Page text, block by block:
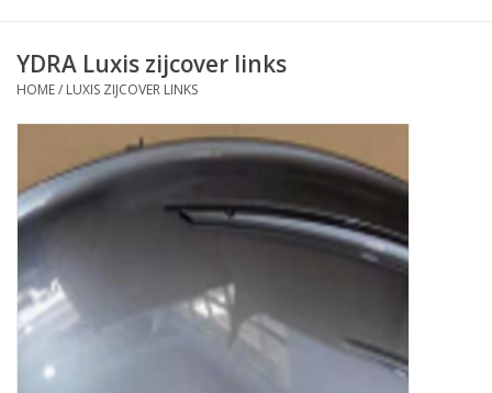
Accessoires
Blog
YDRA Luxis zijcover links
HOME/ LUXIS ZIJCOVER LINKS